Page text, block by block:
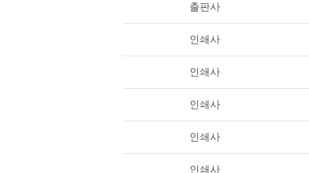
출판사
인쇄사
인쇄사
인쇄사
인쇄사
인쇄사